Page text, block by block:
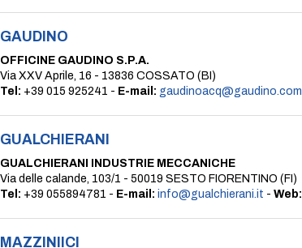
GAUDINO
OFFICINE GAUDINO S.P.A.
Via XXV Aprile, 16 - 13836 COSSATO (BI)
Tel: +39 015 925241 - E-mail: gaudinoacq@gaudino.com
GUALCHIERANI
GUALCHIERANI INDUSTRIE MECCANICHE
Via delle calande, 103/1 - 50019 SESTO FIORENTINO (FI)
Tel: +39 055894781 - E-mail: info@gualchierani.it - Web:
MAZZINIICI